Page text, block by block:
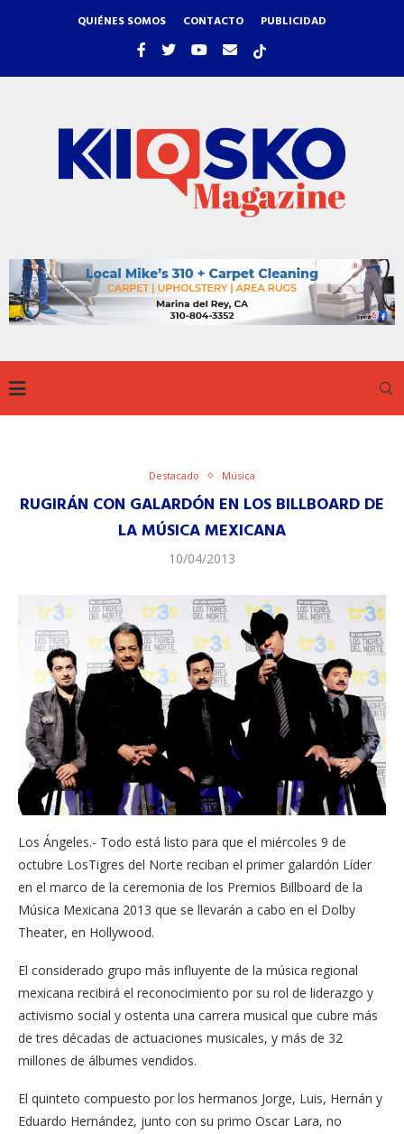
QUIÉNES SOMOS CONTACTO PUBLICIDAD
Destacado Música
RUGIRÁN CON GALARDÓN EN LOS BILLBOARD DE
LA MÚSICA MEXICANA
10/04/2013
Los Ángeles.- Todo está listo para que el miércoles 9 de
octubre LosTigres del Norte reciban el primer galardón Líder
en el marco de la ceremonia de los Premios Billboard de la
Música Mexicana 2013 que se llevarán a cabo en el Dolby
Theater, en Hollywood.
El considerado grupo más influyente de la música regional
mexicana recibirá el reconocimiento por su rol de liderazgo y
activismo social y ostenta una carrera musical que cubre más
de tres décadas de actuaciones musicales, y más de 32
millones de álbumes vendidos.
El quinteto compuesto por los hermanos Jorge, Luis, Hernán y
Eduardo Hernández, junto con su primo Oscar Lara, no